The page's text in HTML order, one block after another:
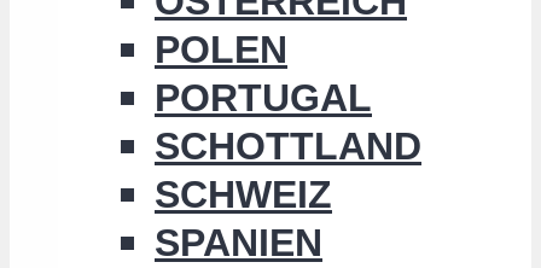
POLEN
PORTUGAL
SCHOTTLAND
SCHWEIZ
SPANIEN